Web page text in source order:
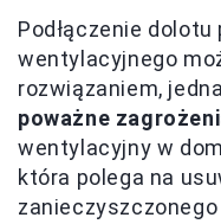
Podłączenie dolotu
wentylacyjnego
rozwiązaniem,
poważne
wentylacyjny w
która polega na